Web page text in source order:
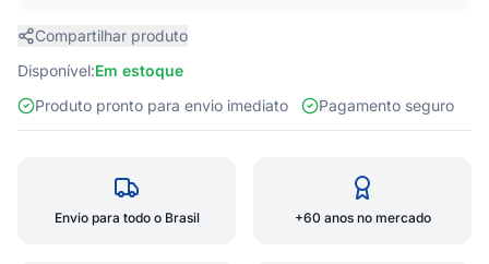
Compartilhar produto
Disponível:Em estoque
Produto pronto para envio imediato
Pagamento seguro
Envio para todo o Brasil +60 anos no mercado